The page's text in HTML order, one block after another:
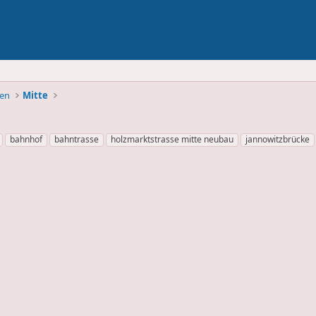
Mitte
bahnhof bahntrasse holzmarktstrasse mitte neubau jannowitzbrücke